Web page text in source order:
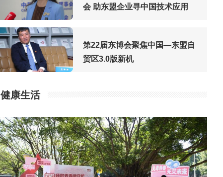
会 助东盟企业寻中国技术应用
第22届东博会聚焦中国—东盟自
贸区3.0版新机
健康生活